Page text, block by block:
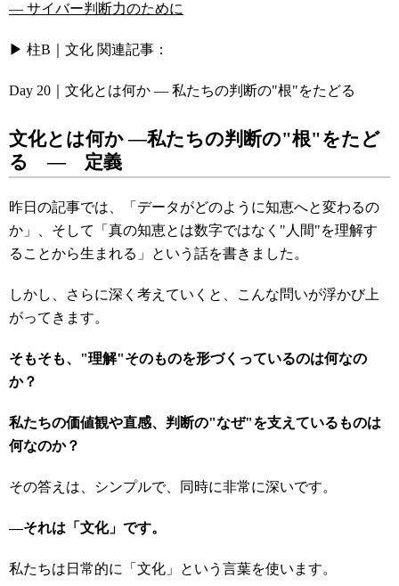
― サイバー判断力のために
▶ 柱B｜文化 関連記事：
Day 20｜文化とは何か ― 私たちの判断の"根"をたどる
文化とは何か ―私たちの判断の"根"をたど
る ― 定義
昨日の記事では、「データがどのように知恵へと変わるの
か」、そして「真の知恵とは数字ではなく"人間"を理解す
ることから生まれる」という話を書きました。
しかし、さらに深く考えていくと、こんな問いが浮かび上
がってきます。
そもそも、 "理解"そのものを形づくっているのは何なの
か？
私たちの価値観や直感、判断の"なぜ"を支えているものは
何なのか？
その答えは、シンプルで、同時に非常に深いです。
―それは「文化」です。
私たちは日常的に「文化」という言葉を使います。